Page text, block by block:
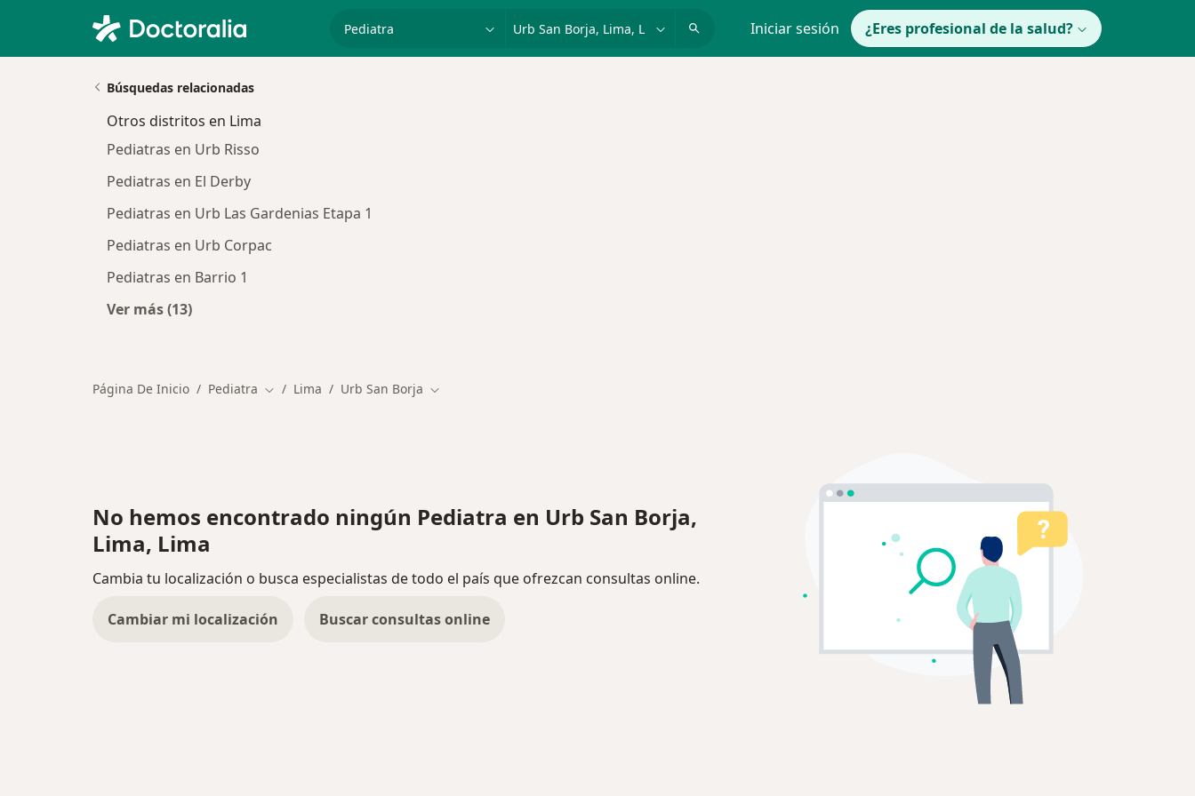
Iniciar sesión ¿Eres profesional de la salud?
Búsquedas relacionadas
Otros distritos en Lima
Pediatras en Urb Risso
Pediatras en El Derby
Pediatras en Urb Las Gardenias Etapa 1
Pediatras en Urb Corpac
Pediatras en Barrio 1
Ver más (13)
Página De Inicio Pediatra Cambiar de ciudad
Lima Urb San Borja Cambiar de ciudad
No hemos encontrado ningún Pediatra en Urb San Borja,
Lima, Lima
Cambia tu localización o busca especialistas de todo el país que ofrezcan consultas online.
Cambiar mi localización Buscar consultas online